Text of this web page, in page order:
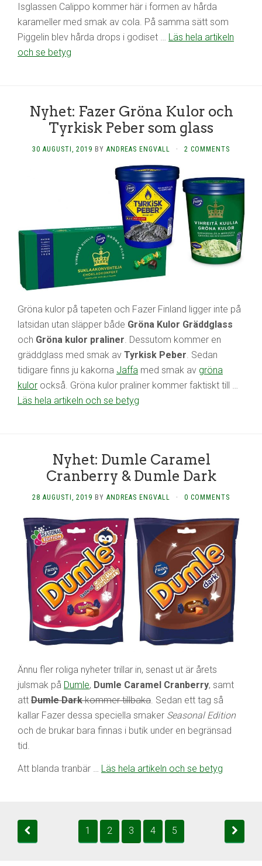
Isglassen Calippo kommer här i formen av hårda
karameller med smak av cola. På samma sätt som
Piggelin blev hårda drops i godiset … Läs hela artikeln
och se betyg
Nyhet: Fazer Gröna Kulor och
Tyrkisk Peber som glass
30 AUGUSTI, 2019 BY ANDREAS ENGVALL · 2 COMMENTS
Gröna kulor på tapeten och Fazer Finland ligger inte på
latsidan utan släpper både Gröna Kulor Gräddglass
och Gröna kulor praliner. Dessutom kommer en
gräddglass med smak av Tyrkisk Peber. Sedan
tidigare finns ju kakorna Jaffa med smak av gröna
kulor också. Gröna kulor praliner kommer faktiskt till …
Läs hela artikeln och se betyg
Nyhet: Dumle Caramel
Cranberry & Dumle Dark
28 AUGUSTI, 2019 BY ANDREAS ENGVALL · 0 COMMENTS
Ännu fler roliga nyheter trillar in, senast ut är årets
julsmak på Dumle, Dumle Caramel Cranberry, samt
att Dumle Darkkommer tillbaka. Sedan ett tag så
kallar Fazer dessa speciella smaker Seasonal Edition
och de brukar bara finnas i butik under en begränsad
tid.
Att blanda tranbär … Läs hela artikeln och se betyg
1 2 3 4 5